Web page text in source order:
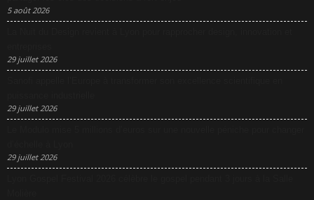
5 août 2026
29 juillet 2026
29 juillet 2026
29 juillet 2026